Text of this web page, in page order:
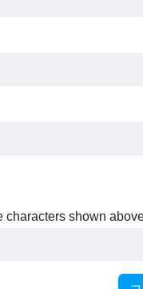
characters shown